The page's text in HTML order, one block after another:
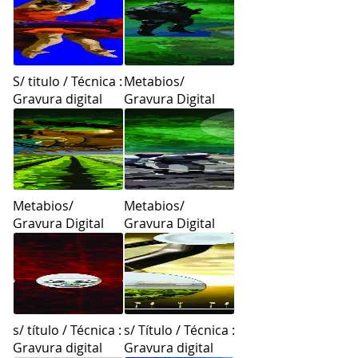
S/ titulo / Técnica :
Gravura digital
Metabios/
Gravura Digital
Metabios/
Gravura Digital
Metabios/
Gravura Digital
s/ título / Técnica :
Gravura digital
s/ Título / Técnica :
Gravura digital